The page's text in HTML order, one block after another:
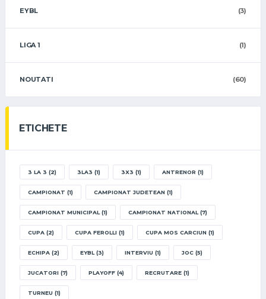
EYBL (3)
LIGA 1 (1)
NOUTATI (60)
ETICHETE
3 LA 3 (2) 3LA3 (1) 3X3 (1) ANTRENOR (1)
CAMPIONAT (1) CAMPIONAT JUDETEAN (1)
CAMPIONAT MUNICIPAL (1) CAMPIONAT NATIONAL (7)
CUPA (2) CUPA FEROLLI (1) CUPA MOS CARCIUN (1)
ECHIPA (2) EYBL (3) INTERVIU (1) JOC (5)
JUCATORI (7) PLAYOFF (4) RECRUTARE (1)
TURNEU (1)